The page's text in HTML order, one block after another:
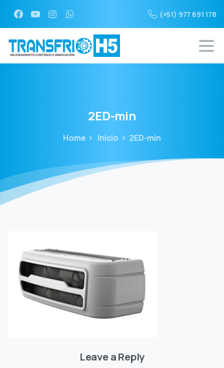
(+51) 977 691 178
2ED-min
Home Inicio 2ED-min
Leave a Reply